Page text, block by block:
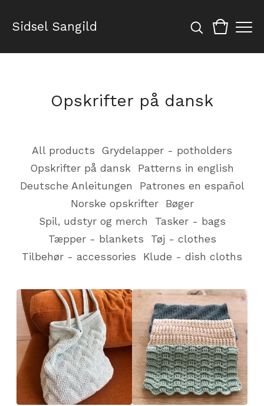
Sidsel Sangild
Opskrifter på dansk
All products
Grydelapper - potholders
Opskrifter på dansk
Patterns in english
Deutsche Anleitungen
Patrones en español
Norske opskrifter
Bøger
Spil, udstyr og merch
Tasker - bags
Tæpper - blankets
Tøj - clothes
Tilbehør - accessories
Klude - dish cloths